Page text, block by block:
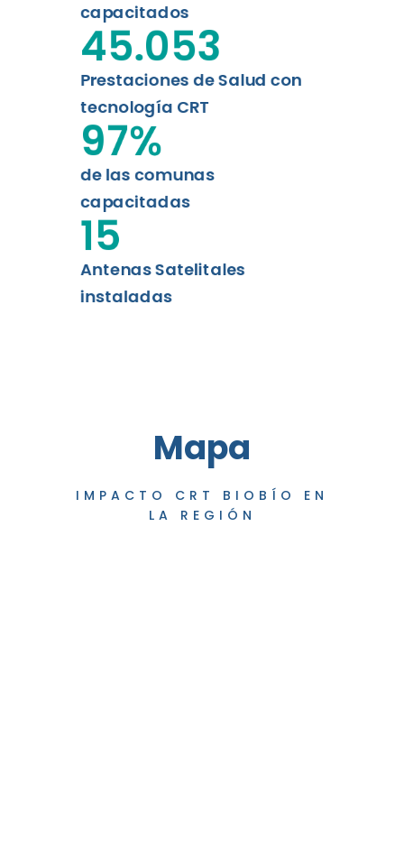
capacitados
Prestaciones de Salud con
tecnología CRT
45.053
de las comunas
capacitadas
97%
Antenas Satelitales
instaladas
15
Mapa
IMPACTO CRT BIOBÍO EN
LA REGIÓN